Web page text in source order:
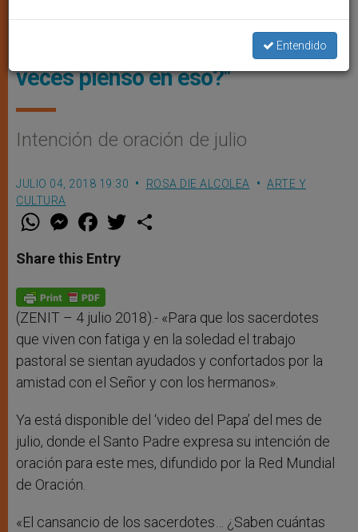
Video del Papa: "El cansancio de
los sacerdotes, ¿saben cuántas
veces pienso en eso?"
Intención de oración de julio
JULIO 04, 2018 19:30 ROSA DIE ALCOLEA
ARTE Y
CULTURA
W
t
s
p
p
M
e
s
e
g
e
F
a
e
b
o
k
w
Share this Entry
(ZENIT – 4 julio 2018).- «Para que los sacerdotes
que viven con fatiga y en la soledad el trabajo
pastoral se sientan ayudados y confortados por la
amistad con el Señor y con los hermanos».
Ya está disponible del ‘video del Papa’ del mes de
julio, donde el Santo Padre expresa su intención de
oración para este mes, difundido por la Red Mundial
de Oración.
«El cansancio de los sacerdotes… ¿Saben cuántas
Entendido